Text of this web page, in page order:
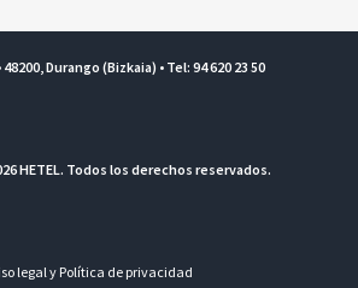
Durango (Bizkaia) • Tel: 94 620 23 50
HETEL. Todos los derechos reservados.
legal y Política de privacidad